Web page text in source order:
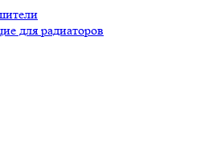
для радиаторов